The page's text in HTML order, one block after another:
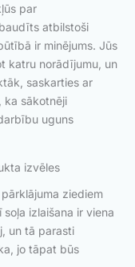
par
atbilstoši
ir minējums. Jūs
katru norādījumu, un
saskarties ar
ka sākotnēji
uguns
izvēles
ziediem
izlaišana ir viena
un tā parasti
jo tāpat būs